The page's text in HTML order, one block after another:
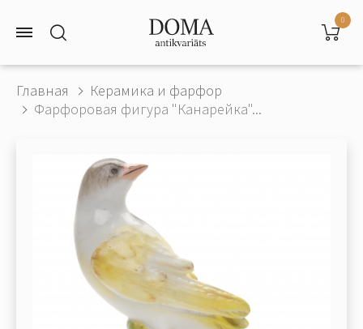
0
Главная
Керамика и фарфор
Фарфоровая фигура "Канарейка"...